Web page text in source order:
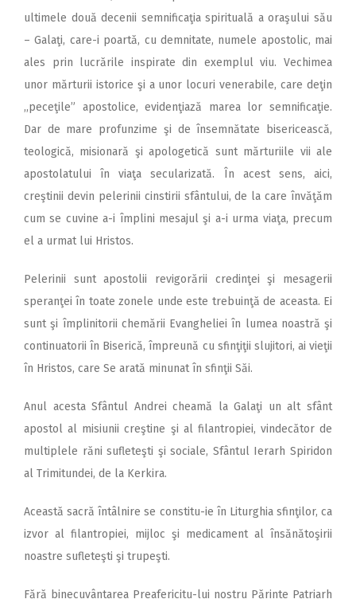
ultimele două decenii semnificaţia spirituală a oraşului său
– Galaţi, care-i poartă, cu demnitate, numele apostolic, mai
ales prin lucrările inspirate din exemplul viu. Vechimea
unor mărturii istorice şi a unor locuri venerabile, care deţin
,,peceţile” apostolice, evidenţiază marea lor semnificaţie.
Dar de mare profunzime şi de însemnătate bisericească,
teologică, misionară şi apologetică sunt mărturiile vii ale
apostolatului în viaţa secularizată. În acest sens, aici,
creştinii devin pelerinii cinstirii sfântului, de la care învăţăm
cum se cuvine a-i împlini mesajul şi a-i urma viaţa, precum
el a urmat lui Hristos.
Pelerinii sunt apostolii revigorării credinţei şi mesagerii
speranţei în toate zonele unde este trebuinţă de aceasta. Ei
sunt şi împlinitorii chemării Evangheliei în lumea noastră şi
continuatorii în Biserică, împreună cu sfinţiţii slujitori, ai vieţii
în Hristos, care Se arată minunat în sfinţii Săi.
Anul acesta Sfântul Andrei cheamă la Galaţi un alt sfânt
apostol al misiunii creştine şi al filantropiei, vindecător de
multiplele răni sufleteşti şi sociale, Sfântul Ierarh Spiridon
al Trimitundei, de la Kerkira.
Această sacră întâlnire se constitu-ie în Liturghia sfinţilor, ca
izvor al filantropiei, mijloc şi medicament al însănătoşirii
noastre sufleteşti şi trupeşti.
Fără binecuvântarea Preafericitu-lui nostru Părinte Patriarh